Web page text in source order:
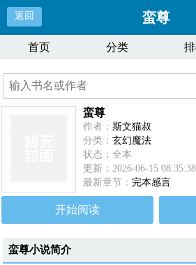
返回 蛮尊
首页 分类
蛮尊
作者：斯文猫叔
分类：玄幻魔法
状态：全本
更新：2026-06-15 08:35:38
最新章节： 完本感言
开始阅读
蛮尊小说简介